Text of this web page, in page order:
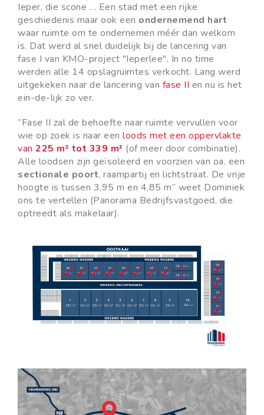
Ieper, die scone … Een stad met een rijke
geschiedenis maar ook een ondernemend hart
waar ruimte om te ondernemen méér dan welkom
is. Dat werd al snel duidelijk bij de lancering van
fase I van KMO-project "Ieperlee". In no time
werden alle 14 opslagruimtes verkocht. Lang werd
uitgekeken naar de lancering van fase II en nu is het
ein-de-lijk zo ver.
“Fase II zal de behoefte naar ruimte vervullen voor
wie op zoek is naar een loods met een oppervlakte
van 225 m² tot 339 m² (of meer door combinatie).
Alle loodsen zijn geïsoleerd en voorzien van oa. een
sectionale poort, raampartij en lichtstraat. De vrije
hoogte is tussen 3,95 m en 4,85 m” weet Dominiek
ons te vertellen (Panorama Bedrijfsvastgoed, die
optreedt als makelaar).